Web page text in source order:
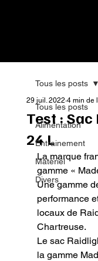
Tous les posts
Alimentation
Entrainement
Matériel
Divers
Tous les posts
Test :
24 L
29 juil. 2022 4 min de
La marque
gamme «
Une gamme
performance
locaux de
Chartreuse.
Le sac
la gamme